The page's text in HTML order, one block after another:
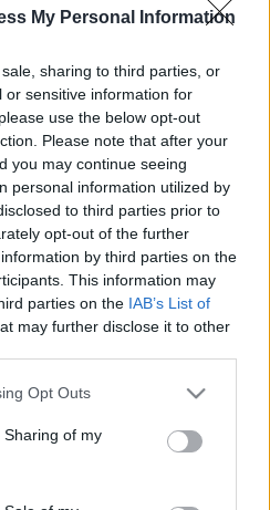
My Personal Information
sharing to third parties, or
or sensitive information for
use the below opt-out
Please note that after your
you may continue seeing
personal information utilized by
to third parties prior to
opt-out of the further
by third parties on the
This information may
parties on the IAB’s List of
may further disclose it to other
app uses one or more Google
behaviour. You may click to
and its third-party tags to
purposes in below Google
Opt Outs
of my
híres szülő
munkádat? - A
nyomában